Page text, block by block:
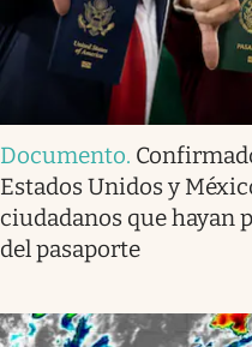
Documento.
Estados Unidos y
ciudadanos que hayan
del pasaporte